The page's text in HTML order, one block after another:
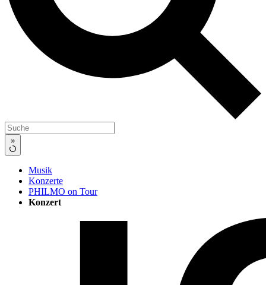
»
Musik
Konzerte
PHILMO on Tour
Konzert